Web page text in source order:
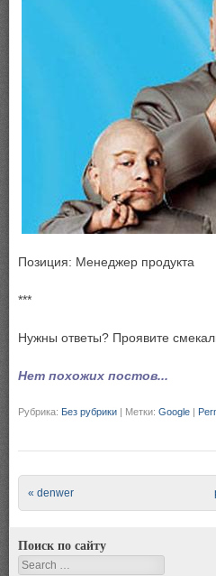
Позиция: Менеджер продукта
***
Нужны ответы? Проявите
Нет похожих постов...
Рубрика: Без рубрики | Метки: Google |
Post navigation
« denwer
Поиск по сайту
Search